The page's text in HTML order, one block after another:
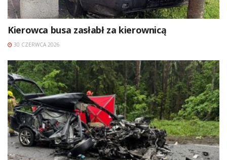
Kierowca busa zasłabł za kierownicą
30 CZERWCA 2026